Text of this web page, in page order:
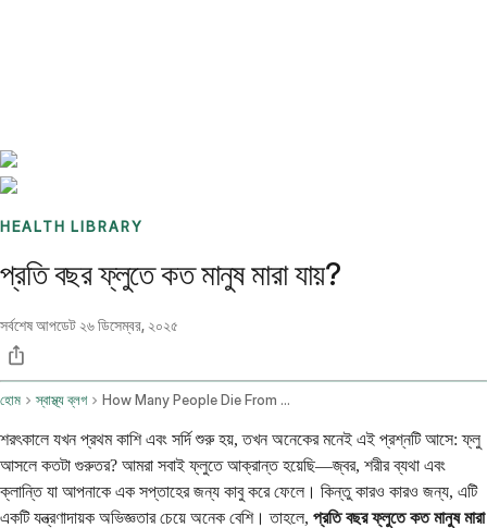
HEALTH LIBRARY
প্রতি বছর ফ্লুতে কত মানুষ মারা যায়?
সর্বশেষ আপডেট২৬ ডিসেম্বর, ২০২৫
হোম স্বাস্থ্য ব্লগ How Many People Die From The Flu Each Year
শরৎকালে যখন প্রথম কাশি এবং সর্দি শুরু হয়, তখন অনেকের মনেই এই প্রশ্নটি আসে: ফ্লু
আসলে কতটা গুরুতর? আমরা সবাই ফ্লুতে আক্রান্ত হয়েছি—জ্বর, শরীর ব্যথা এবং
ক্লান্তি যা আপনাকে এক সপ্তাহের জন্য কাবু করে ফেলে। কিন্তু কারও কারও জন্য, এটি
একটি যন্ত্রণাদায়ক অভিজ্ঞতার চেয়ে অনেক বেশি। তাহলে, প্রতি বছর ফ্লুতে কত মানুষ মারা